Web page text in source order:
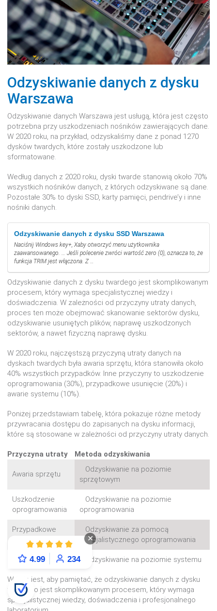
Odzyskiwanie danych z dysku
Warszawa
Odzyskiwanie danych Warszawa jest usługą, która jest często
potrzebna przy uszkodzeniach nośników zawierających dane.
W 2020 roku, na przykład, odzyskaliśmy dane z ponad 1270
dysków twardych, które zostały uszkodzone lub
sformatowane.
Według danych z 2020 roku, dyski twarde stanowią około 70%
wszystkich nośników danych, z których odzyskiwane są dane.
Pozostałe 30% to dyski SSD, karty pamięci, pendrive’y i inne
nośniki danych.
Odzyskiwanie danych z dysku SSD Warszawa
Naciśnij Windows key+, Xaby otworzyć menu użytkownika
zaawansowanego. … Jeśli polecenie zwróci wartość zero (0), oznacza to, że
funkcja TRIM jest włączona. Z …
Odzyskiwanie danych z dysku twardego jest skomplikowanym
procesem, który wymaga specjalistycznej wiedzy i
doświadczenia. W zależności od przyczyny utraty danych,
proces ten może obejmować skanowanie sektorów dysku,
odzyskiwanie usuniętych plików, naprawę uszkodzonych
sektorów, a nawet fizyczną naprawę dysku.
W 2020 roku, najczęstszą przyczyną utraty danych na
dyskach twardych była awaria sprzętu, która stanowiła około
40% wszystkich przypadków. Inne przyczyny to uszkodzenie
oprogramowania (30%), przypadkowe usunięcie (20%) i
awarie systemu (10%).
Poniżej przedstawiam tabelę, która pokazuje różne metody
przywracania dostępu do zapisanych na dysku informacji,
które są stosowane w zależności od przyczyny utraty danych.
Przyczyna utraty Metoda odzyskiwania
Awaria sprzętu
Odzyskiwanie na poziomie
sprzętowym
Uszkodzenie
oprogramowania
Odzyskiwanie na poziomie
oprogramowania
Przypadkowe
usunięcie
Odzyskiwanie za pomocą
specjalistycznego oprogramowania
Awaria systemu Odzyskiwanie na poziomie systemu
Ważne jest, aby pamiętać, że odzyskiwanie danych z dysku
twardego jest skomplikowanym procesem, który wymaga
specjalistycznej wiedzy, doświadczenia i profesjonalnego
✕
4.99 234